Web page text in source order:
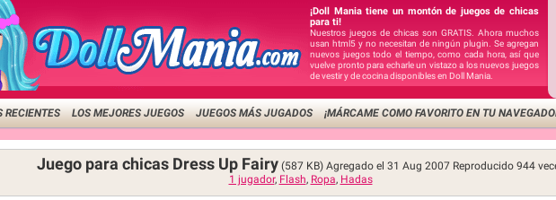
¡Doll Mania tiene un montón de juegos de chicas
para ti!
Nuestros juegos de chicas son GRATIS. Ahora muchos
usan html5 y no necesitan de ningún plugin. Se agregan
nuevos juegos todo el tiempo, como cada hora, así que
vuelve pronto para echarle un vistazo a los nuevos juegos
de vestir y de cocina disponibles en Doll Mania.
RECIENTES LOS MEJORES JUEGOS JUEGOS MÁS JUGADOS ¡MÁRCAME COMO FAVORITO EN TU
Juego para chicas Dress Up Fairy(587 KB) Agregado el 31 Aug 2007 Reproducido 944
1 jugador, Flash, Ropa, Hadas